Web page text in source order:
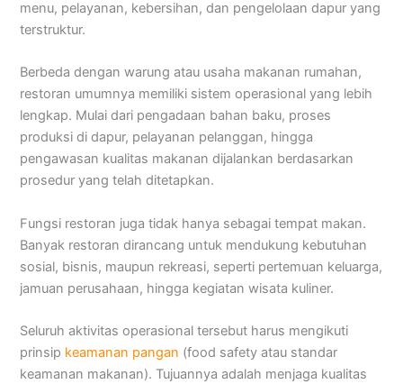
menu, pelayanan, kebersihan, dan pengelolaan dapur yang
terstruktur.
Berbeda dengan warung atau usaha makanan rumahan,
restoran umumnya memiliki sistem operasional yang lebih
lengkap. Mulai dari pengadaan bahan baku, proses
produksi di dapur, pelayanan pelanggan, hingga
pengawasan kualitas makanan dijalankan berdasarkan
prosedur yang telah ditetapkan.
Fungsi restoran juga tidak hanya sebagai tempat makan.
Banyak restoran dirancang untuk mendukung kebutuhan
sosial, bisnis, maupun rekreasi, seperti pertemuan keluarga,
jamuan perusahaan, hingga kegiatan wisata kuliner.
Seluruh aktivitas operasional tersebut harus mengikuti
prinsip keamanan pangan (food safety atau standar
keamanan makanan). Tujuannya adalah menjaga kualitas